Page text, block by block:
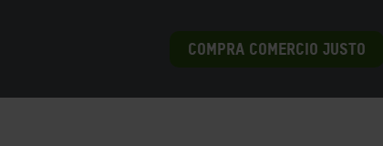
COMPRA COMERCIO JUSTO